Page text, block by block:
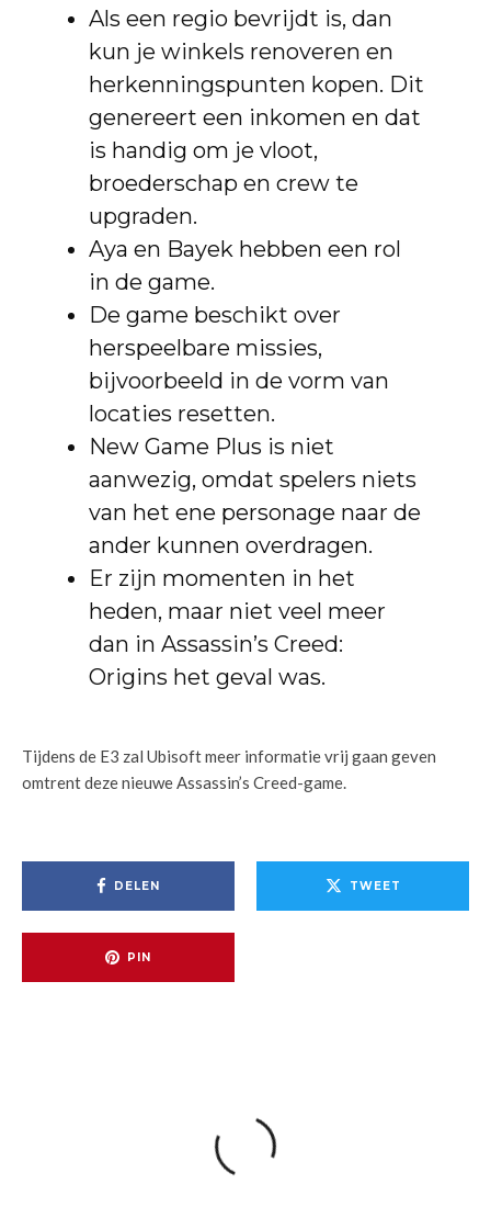
Als een regio bevrijdt is, dan
kun je winkels renoveren en
herkenningspunten kopen. Dit
genereert een inkomen en dat
is handig om je vloot,
broederschap en crew te
upgraden.
Aya en Bayek hebben een rol
in de game.
De game beschikt over
herspeelbare missies,
bijvoorbeeld in de vorm van
locaties resetten.
New Game Plus is niet
aanwezig, omdat spelers niets
van het ene personage naar de
ander kunnen overdragen.
Er zijn momenten in het
heden, maar niet veel meer
dan in Assassin’s Creed:
Origins het geval was.
Tijdens de E3 zal Ubisoft meer informatie vrij gaan geven
omtrent deze nieuwe Assassin’s Creed-game.
DELEN TWEET
PIN